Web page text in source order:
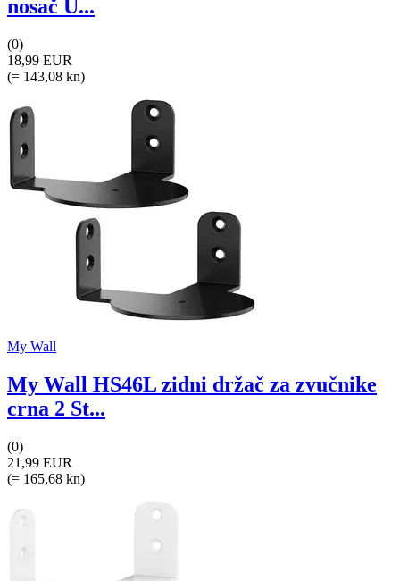
nosač U...
(0)
18,99 EUR
(= 143,08 kn)
My Wall
My Wall HS46L zidni držač za zvučnike
crna 2 St...
(0)
21,99 EUR
(= 165,68 kn)